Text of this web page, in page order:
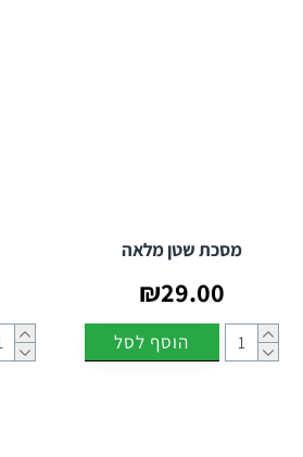
מסכת שטן מלאה
₪29.00
הוסף לסל